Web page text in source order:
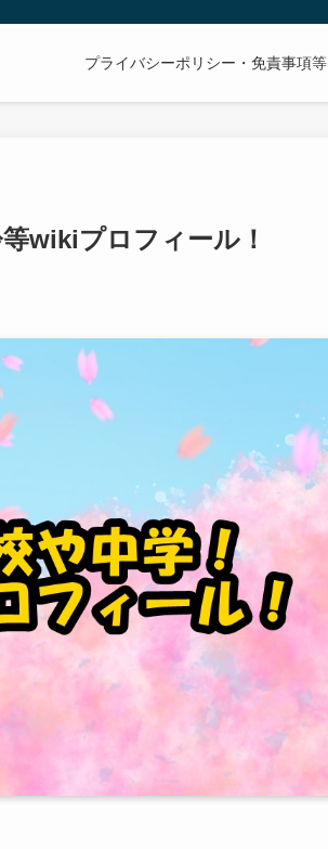
プライバシーポリシー・免責事項等
wikiプロフィール！